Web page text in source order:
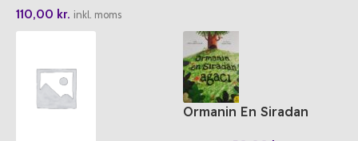
110,00 kr. inkl. moms
Ormanin En Siradan